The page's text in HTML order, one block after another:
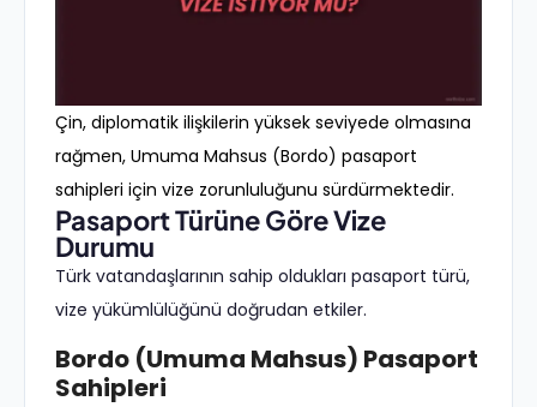
Çin, diplomatik ilişkilerin yüksek seviyede olmasına
rağmen, Umuma Mahsus (Bordo) pasaport
sahipleri için vize zorunluluğunu sürdürmektedir.
Pasaport Türüne Göre Vize
Durumu
Türk vatandaşlarının sahip oldukları pasaport türü,
vize yükümlülüğünü doğrudan etkiler.
Bordo (Umuma Mahsus) Pasaport
Sahipleri